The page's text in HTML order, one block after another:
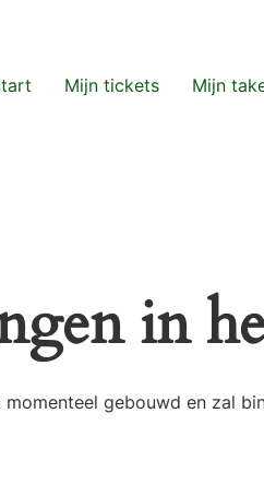
Mijn tickets Mijn
in
gebouwd en zal